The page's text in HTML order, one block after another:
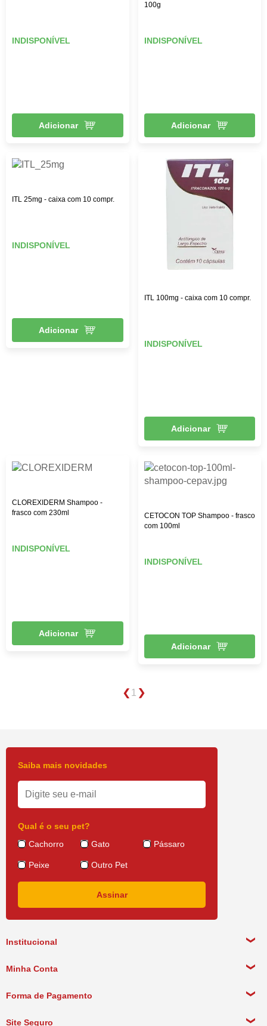
INDISPONÍVEL
Adicionar
100g
INDISPONÍVEL
Adicionar
ITL 25mg - caixa com 10 compr.
INDISPONÍVEL
Adicionar
ITL 100mg - caixa com 10 compr.
INDISPONÍVEL
Adicionar
CLOREXIDERM Shampoo -
frasco com 230ml
INDISPONÍVEL
Adicionar
CETOCON TOP Shampoo - frasco
com 100ml
INDISPONÍVEL
Adicionar
1
Institucional
Política de Pagamento
Política de Entrega
Minha Conta
Forma de Pagamento
Site Seguro
Saiba mais novidades
Qual é o seu pet?
Cachorro
Gato Pássaro
Peixe Outro Pet